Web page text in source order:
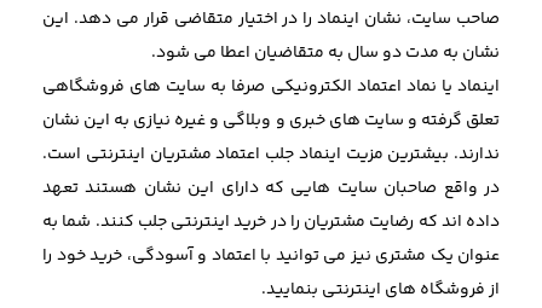
صاحب سایت، نشان اینماد را در اختیار متقاضی قرار می دهد. این
نشان به مدت دو سال به متقاضیان اعطا می شود.
اینماد یا نماد اعتماد الکترونیکی صرفا به سایت های فروشگاهی
تعلق گرفته و سایت های خبری و وبلاگی و غیره نیازی به این نشان
ندارند. بیشترین مزیت اینماد جلب اعتماد مشتریان اینترنتی است.
در واقع صاحبان سایت هایی که دارای این نشان هستند تعهد
داده اند که رضایت مشتریان را در خرید اینترنتی جلب کنند. شما به
عنوان یک مشتری نیز می توانید با اعتماد و آسودگی، خرید خود را
از فروشگاه های اینترنتی بنمایید.